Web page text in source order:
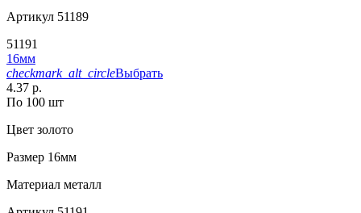
Артикул 51189
51191
16мм
checkmark_alt_circleВыбрать
4.37 р.
По 100 шт
Цвет золото
Размер 16мм
Материал металл